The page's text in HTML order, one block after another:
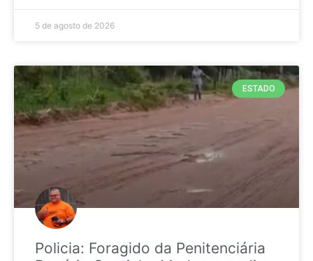
5 de agosto de 2026
ESTADO
Policia: Foragido da Penitenciária